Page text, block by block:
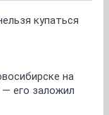
купаться
на
его заложил